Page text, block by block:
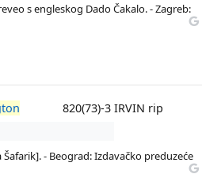
s engleskog Dado Čakalo. - Zagreb:
820(73)-3 IRVIN rip
- Beograd: Izdavačko preduzeće